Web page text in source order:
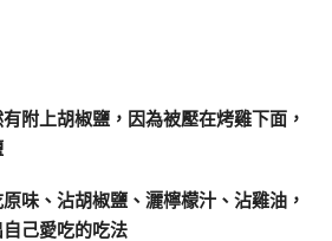
附上胡椒鹽，因為被壓在烤雞下面，
味、沾胡椒鹽、灑檸檬汁、沾雞油，
己愛吃的吃法